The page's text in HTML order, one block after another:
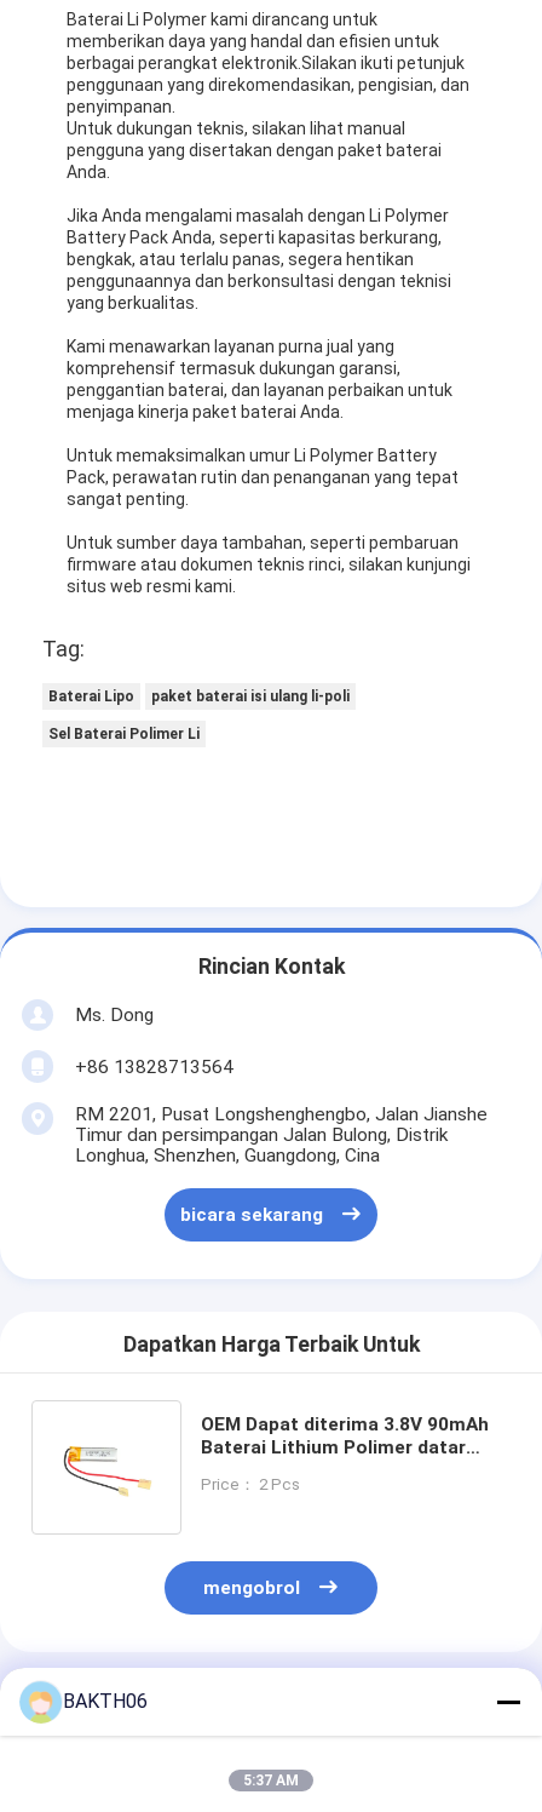
Beranda
Produk
Video
Tentang Kami
Tur Pabrik
Kontrol Kualitas
Hubungi Kami
Berita
Kasus
Paket Baterai Li Polymer
Paket baterai LiFePO4
Paket Baterai Sepeda Listrik
Baterai Lithium UPS
Paket Baterai Nikel Metal Hydride
Baterai Li-ion yang dapat diisi ulang
Pengisi daya baterai ion litium
Baterai Li Polymer kami dirancang untuk
memberikan daya yang handal dan efisien untuk
berbagai perangkat elektronik.Silakan ikuti petunjuk
penggunaan yang direkomendasikan, pengisian, dan
penyimpanan.
Untuk dukungan teknis, silakan lihat manual
pengguna yang disertakan dengan paket baterai
Anda.
Jika Anda mengalami masalah dengan Li Polymer
Battery Pack Anda, seperti kapasitas berkurang,
bengkak, atau terlalu panas, segera hentikan
penggunaannya dan berkonsultasi dengan teknisi
yang berkualitas.
Kami menawarkan layanan purna jual yang
komprehensif termasuk dukungan garansi,
penggantian baterai, dan layanan perbaikan untuk
menjaga kinerja paket baterai Anda.
Untuk memaksimalkan umur Li Polymer Battery
Pack, perawatan rutin dan penanganan yang tepat
sangat penting.
Untuk sumber daya tambahan, seperti pembaruan
firmware atau dokumen teknis rinci, silakan kunjungi
situs web resmi kami.
Tag:
Baterai Lipo paket baterai isi ulang li-poli
Sel Baterai Polimer Li
Rincian Kontak
Ms. Dong
+86 13828713564
RM 2201, Pusat Longshenghengbo, Jalan Jianshe
Timur dan persimpangan Jalan Bulong, Distrik
Longhua, Shenzhen, Guangdong, Cina
bicara sekarang
Dapatkan Harga Terbaik Untuk
OEM Dapat diterima 3.8V 90mAh
Baterai Lithium Polimer datar
portabel nirkabel
Price： 2 Pcs
mengobrol
Rekomendasi Produk
BAKTH06
5:37 AM